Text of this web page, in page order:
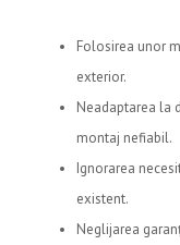
Folosirea unor
exterior.
Neadaptarea la
montaj nefiabil.
Ignorarea
existent.
Neglijarea